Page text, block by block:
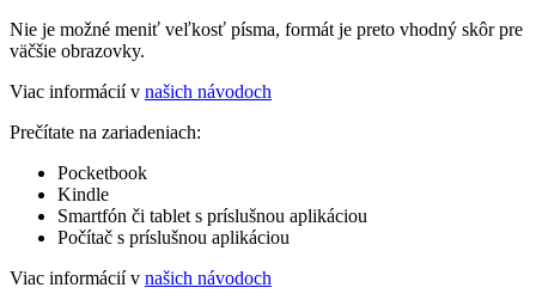
Nie je možné meniť veľkosť písma, formát je preto vhodný skôr pre
väčšie obrazovky.
Viac informácií v našich návodoch
Prečítate na zariadeniach:
Pocketbook
Kindle
Smartfón či tablet s príslušnou aplikáciou
Počítač s príslušnou aplikáciou
Viac informácií v našich návodoch